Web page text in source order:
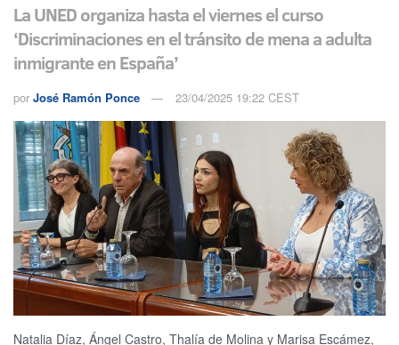
La UNED organiza hasta el viernes el curso
‘Discriminaciones en el tránsito de mena a adulta
inmigrante en España’
por José Ramón Ponce 23/04/2025 19:22 CEST
Natalia Díaz, Ángel Castro, Thalía de Molina y Marisa Escámez,